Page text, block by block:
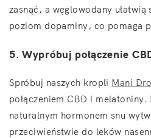
zasnąć, a węglowodany
poziom dopaminy, co pomaga
5. Wypróbuj połączenie
Spróbuj naszych kropli Mani
połączeniem CBD i
naturalnym hormonem snu
przeciwieństwie do leków